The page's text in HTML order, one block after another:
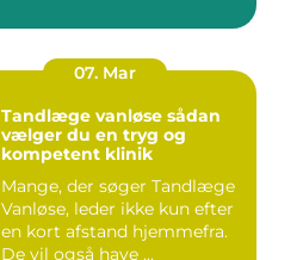
07. Mar
Tandlæge vanløse sådan
vælger du en tryg og
kompetent klinik
Mange, der søger Tandlæge
Vanløse, leder ikke kun efter
en kort afstand hjemmefra.
De vil også have ...